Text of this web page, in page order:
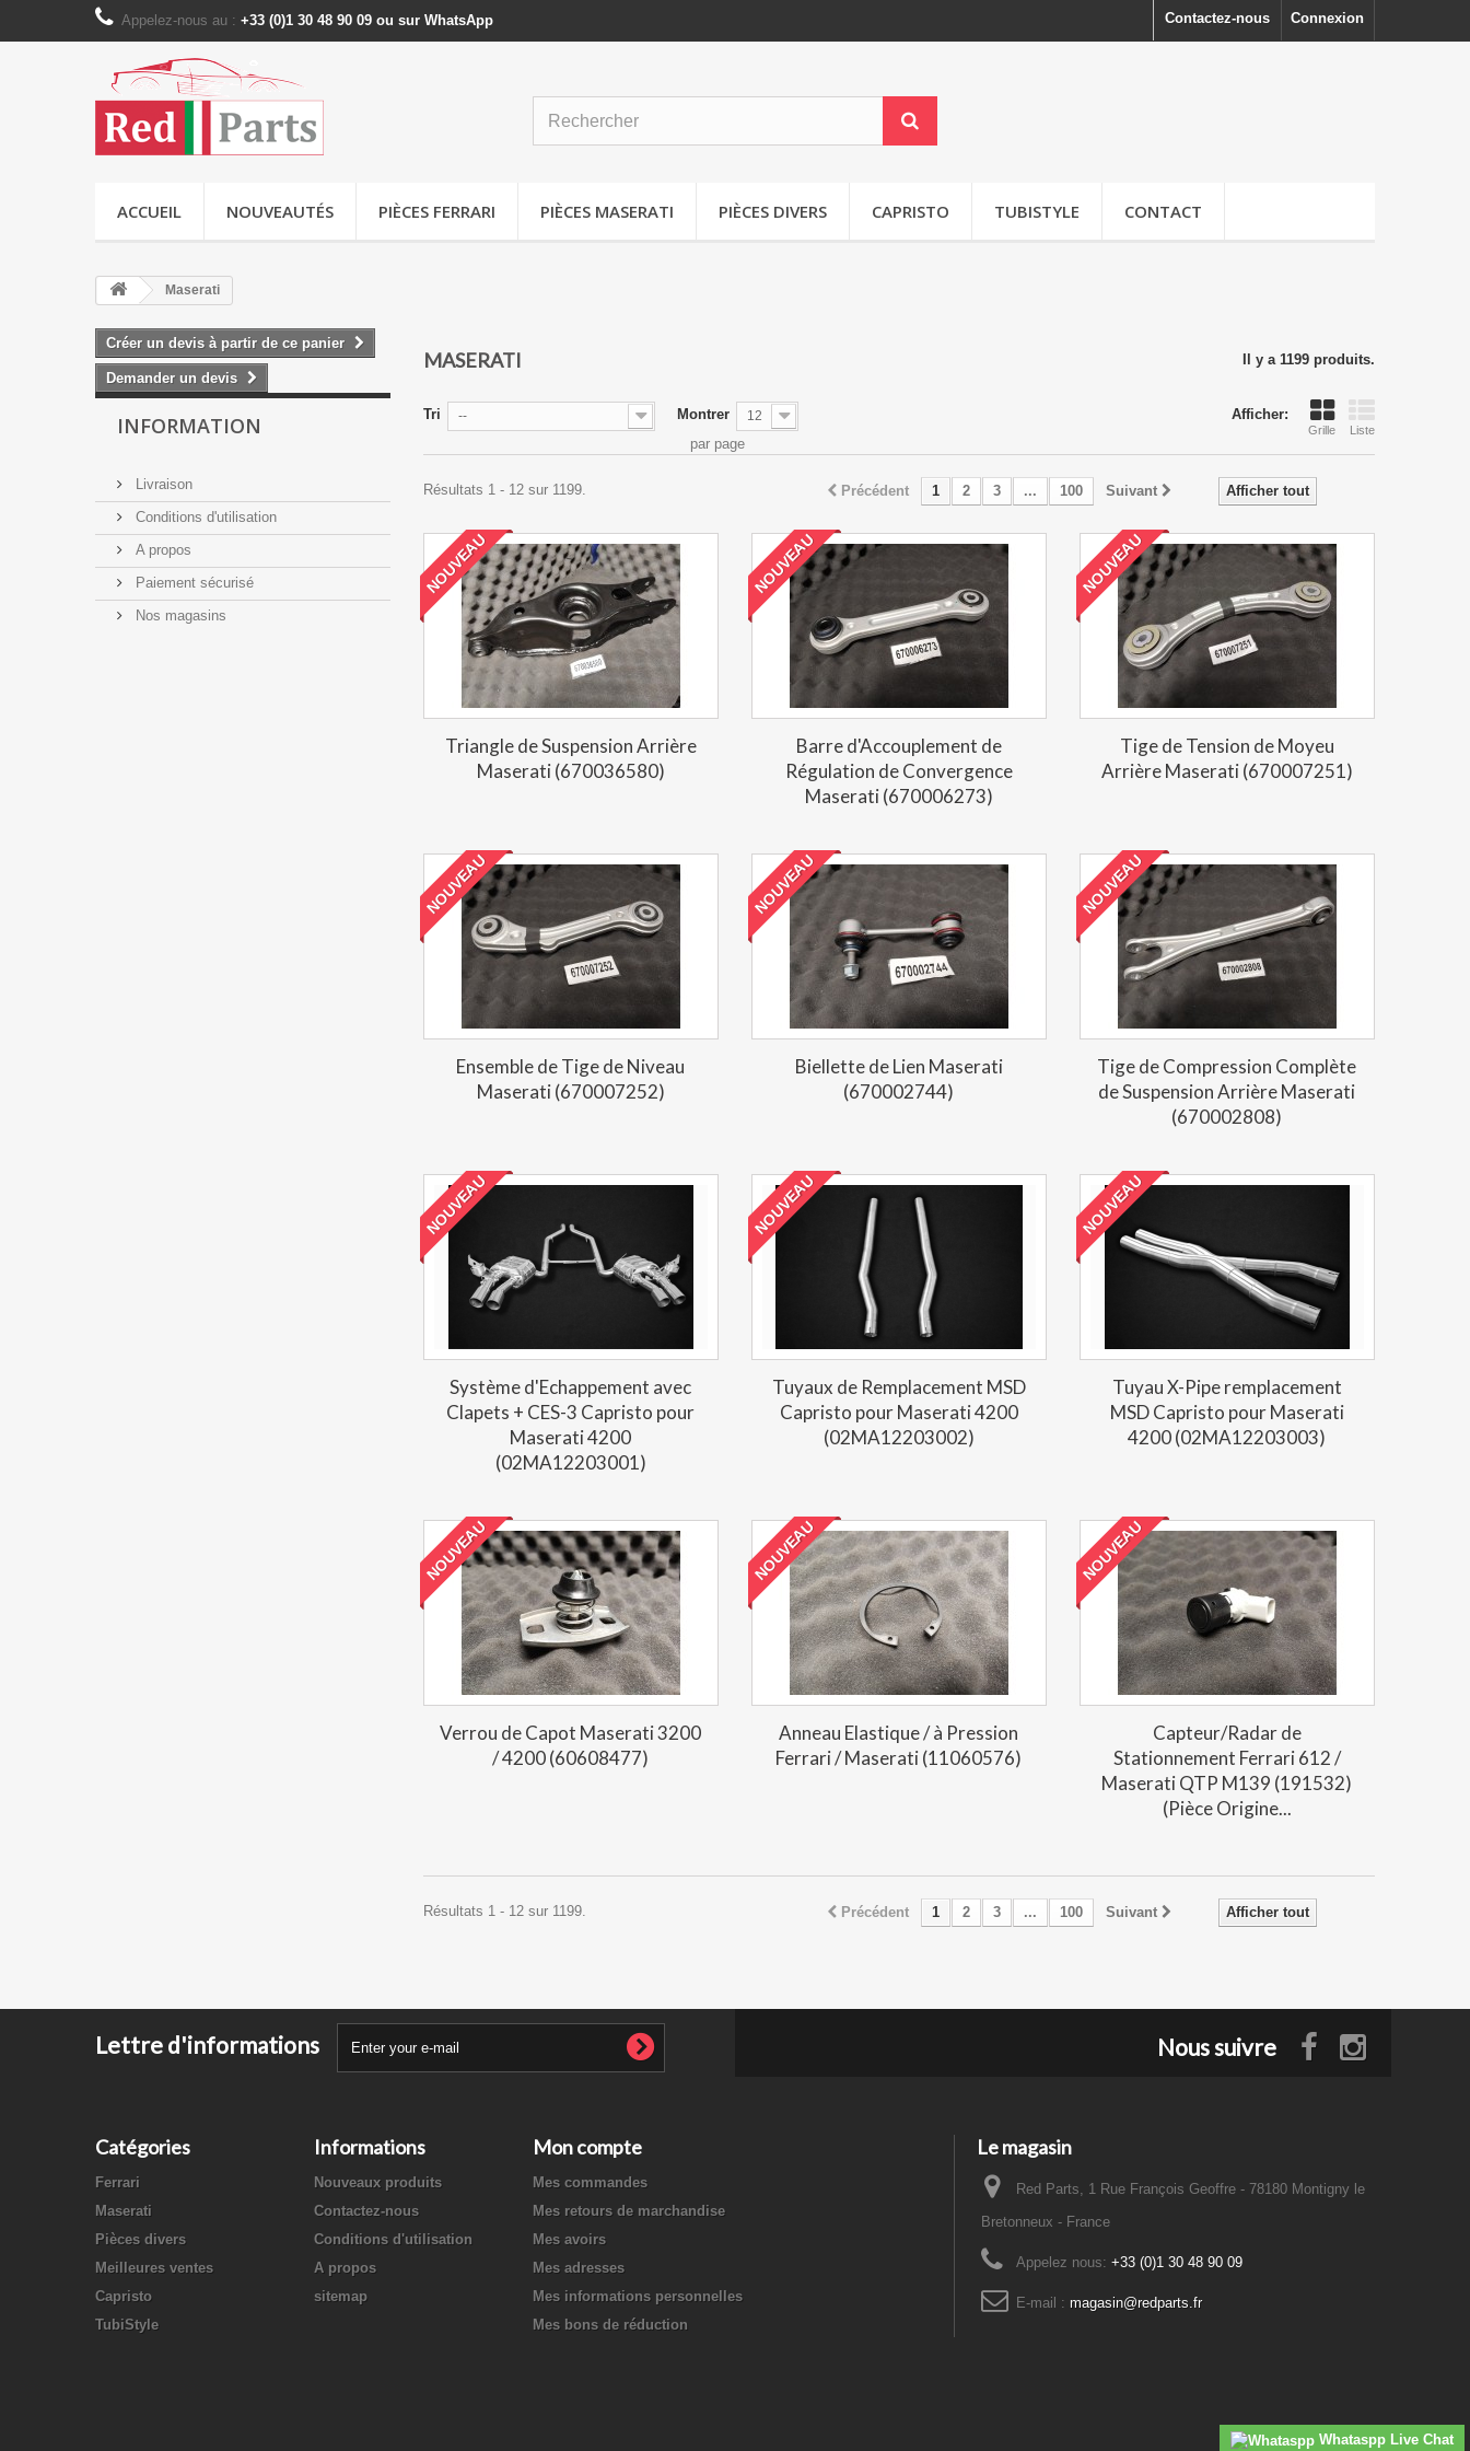
Connexion
Contactez-nous
Appelez-nous au : +33 (0)1 30 48 90 09 ou sur WhatsApp
ACCUEIL NOUVEAUTÉS PIÈCES FERRARI PIÈCES MASERATI PIÈCES DIVERS CAPRISTO TUBISTYLE CONTACT
Maserati
Créer un devis à partir de ce panier
Demander un devis
INFORMATION
Livraison
Conditions d'utilisation
A propos
Paiement sécurisé
Nos magasins
MASERATI Il y a 1199 produits.
Afficher:
Grille Liste
Tri -- Montrer 12
par page
Afficher tout
Précédent 1 2 3 ... 100 Suivant
Résultats 1 - 12 sur 1199.
NOUVEAU
Triangle de Suspension Arrière
Maserati (670036580)
NOUVEAU
Barre d'Accouplement de
Régulation de Convergence
Maserati (670006273)
NOUVEAU
Tige de Tension de Moyeu
Arrière Maserati (670007251)
NOUVEAU
Ensemble de Tige de Niveau
Maserati (670007252)
NOUVEAU
Biellette de Lien Maserati
(670002744)
NOUVEAU
Tige de Compression Complète
de Suspension Arrière Maserati
(670002808)
NOUVEAU
Système d'Echappement avec
Clapets + CES-3 Capristo pour
Maserati 4200
(02MA12203001)
NOUVEAU
Tuyaux de Remplacement MSD
Capristo pour Maserati 4200
(02MA12203002)
NOUVEAU
Tuyau X-Pipe remplacement
MSD Capristo pour Maserati
4200 (02MA12203003)
NOUVEAU
Verrou de Capot Maserati 3200
/ 4200 (60608477)
NOUVEAU
Anneau Elastique / à Pression
Ferrari / Maserati (11060576)
NOUVEAU
Capteur/Radar de
Stationnement Ferrari 612 /
Maserati QTP M139 (191532)
(Pièce Origine...
Afficher tout
Précédent 1 2 3 ... 100 Suivant
Résultats 1 - 12 sur 1199.
Lettre d'informations Nous suivre
Catégories
Ferrari
Maserati
Pièces divers
Meilleures ventes
Capristo
TubiStyle
Informations
Nouveaux produits
Contactez-nous
Conditions d'utilisation
A propos
sitemap
Mon compte
Mes commandes
Mes retours de marchandise
Mes avoirs
Mes adresses
Mes informations personnelles
Mes bons de réduction
Le magasin
Red Parts, 1 Rue François Geoffre - 78180 Montigny le
Bretonneux - France
Appelez nous: +33 (0)1 30 48 90 09
E-mail : magasin@redparts.fr
Whataspp Live Chat